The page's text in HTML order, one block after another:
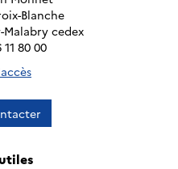
Blanche
Malabry cedex
11 80 00